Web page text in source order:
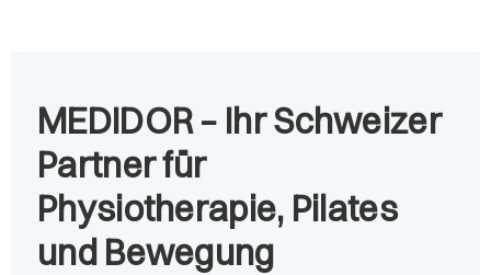
MEDIDOR – Ihr Schweizer
Partner für
Physiotherapie, Pilates
und Bewegung